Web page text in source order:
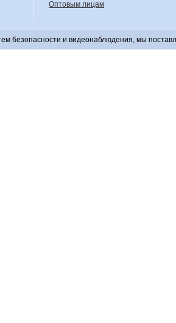
Оптовым лицам
безопасности и видеонаблюдения, мы